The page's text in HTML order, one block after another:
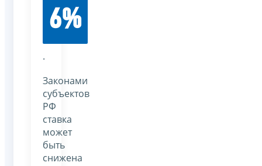
6%
.
Законами
субъектов
РФ
ставка
может
быть
снижена